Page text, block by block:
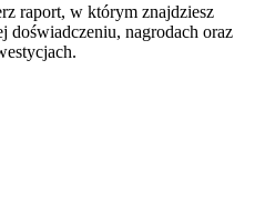
raport, w którym znajdziesz
nagrodach oraz